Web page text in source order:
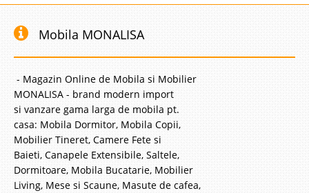
Mobila MONALISA
- Magazin Online de Mobila si Mobilier
MONALISA - brand modern import
si vanzare gama larga de mobila pt.
casa: Mobila Dormitor, Mobila Copii,
Mobilier Tineret, Camere Fete si
Baieti, Canapele Extensibile, Saltele,
Dormitoare, Mobila Bucatarie, Mobilier
Living, Mese si Scaune, Masute de cafea,